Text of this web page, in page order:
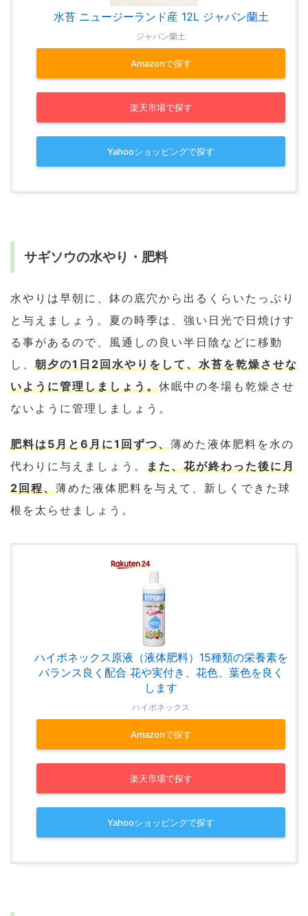
水苔 ニュージーランド産 12L ジャパン蘭土
ジャパン蘭土
Amazonで探す
楽天市場で探す
Yahooショッピングで探す
サギソウの水やり・肥料
水やりは早朝に、鉢の底穴から出るくらいたっぷり
と与えましょう。夏の時季は、強い日光で日焼けす
る事があるので、風通しの良い半日陰などに移動
し、 朝夕の1日2回水やりをして、水苔を乾燥させな
いように管理しましょう。休眠中の冬場も乾燥させ
ないように管理しましょう。
肥料は5月と6月に1回ずつ、薄めた液体肥料を水の
代わりに与えましょう。 また、花が終わった後に月
2回程、薄めた液体肥料を与えて、新しくできた球
根を太らせましょう。
ハイポネックス原液（液体肥料）15種類の栄養素を
バランス良く配合 花や実付き、花色、葉色を良く
します
ハイポネックス
Amazonで探す
楽天市場で探す
Yahooショッピングで探す